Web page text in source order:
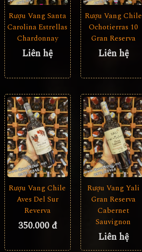
Rượu Vang Santa
Carolina Estrellas
Chardonnay
Liên hệ
Rượu Vang Chile
Ochotierras 10
Gran Reserva
Liên hệ
Rượu Vang Chile
Aves Del Sur
Reverva
350.000 đ
Rượu Vang Yali
Gran Reserva
Cabernet
Sauvignon
Liên hệ